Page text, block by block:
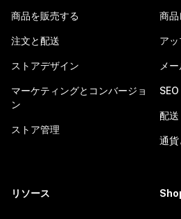
商品を販売する
注文と配送
ストアデザイン
マーケティングとコンバージョ
ン
ストア管理
商品
ア
メ
SEO
配送
通貨
リソース